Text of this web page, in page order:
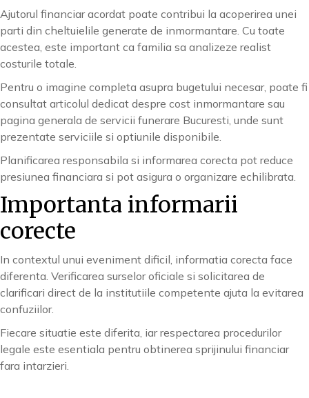
Ajutorul financiar acordat poate contribui la acoperirea unei
parti din cheltuielile generate de inmormantare. Cu toate
acestea, este important ca familia sa analizeze realist
costurile totale.
Pentru o imagine completa asupra bugetului necesar, poate fi
consultat articolul dedicat despre cost inmormantare sau
pagina generala de servicii funerare Bucuresti, unde sunt
prezentate serviciile si optiunile disponibile.
Planificarea responsabila si informarea corecta pot reduce
presiunea financiara si pot asigura o organizare echilibrata.
Importanta informarii
corecte
In contextul unui eveniment dificil, informatia corecta face
diferenta. Verificarea surselor oficiale si solicitarea de
clarificari direct de la institutiile competente ajuta la evitarea
confuziilor.
Fiecare situatie este diferita, iar respectarea procedurilor
legale este esentiala pentru obtinerea sprijinului financiar
fara intarzieri.